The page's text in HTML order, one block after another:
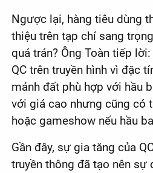
Ngược lại, hàng tiêu dùng
thiệu trên tạp chí sang
quá trán? Ông Toàn tiếp
QC trên truyền hình vì đặc
mảnh đất phù hợp với hầu
với giá cao nhưng cũng có
hoặc gameshow nếu hầu
Gần đây, sự gia tăng của
truyền thông đã tạo nên sự